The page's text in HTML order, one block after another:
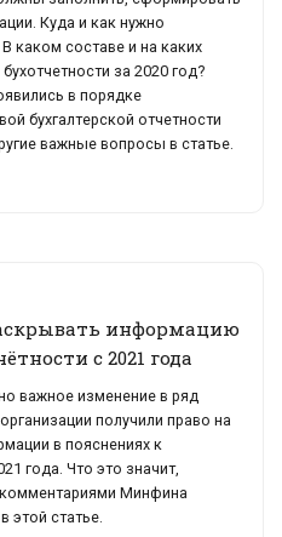
Куда и как нужно
каком составе и на каких
за 2020 год?
в порядке
бухгалтерской отчетности
важные вопросы в статье.
информацию
с 2021 года
важное изменение в ряд
получили право на
в пояснениях к
года. Что это значит,
комментариями Минфина
этой статье.